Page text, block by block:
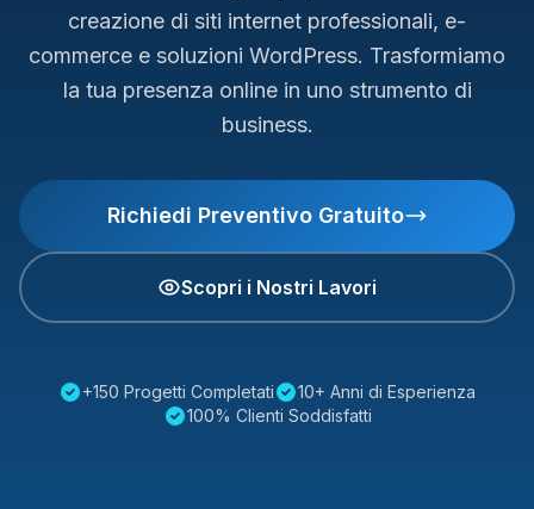
creazione di siti internet professionali, e-
commerce e soluzioni WordPress. Trasformiamo
la tua presenza online in uno strumento di
business.
Richiedi Preventivo Gratuito
Scopri i Nostri Lavori
+150 Progetti Completati
10+ Anni di Esperienza
100% Clienti Soddisfatti